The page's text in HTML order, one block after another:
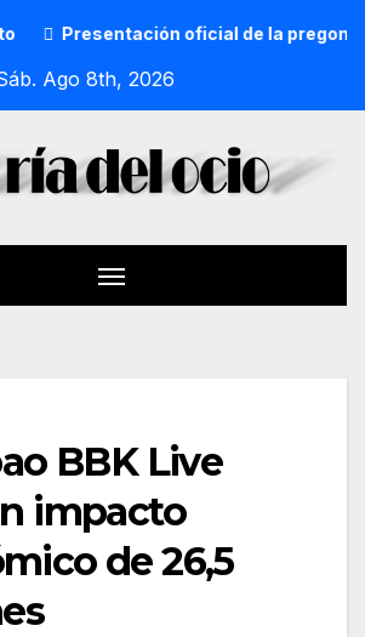
Presentación oficial de la pregonera y
Ago 8th, 2026
BBK Live
impacto
de 26,5